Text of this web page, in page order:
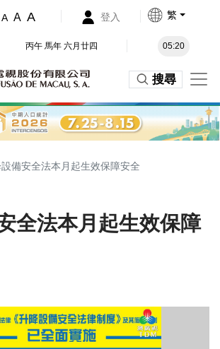
A A A 登入 繁
丙午 馬年 六月廿四 05:20
搜尋
備安全法本月起生效保障安全
全法本月起生效保障